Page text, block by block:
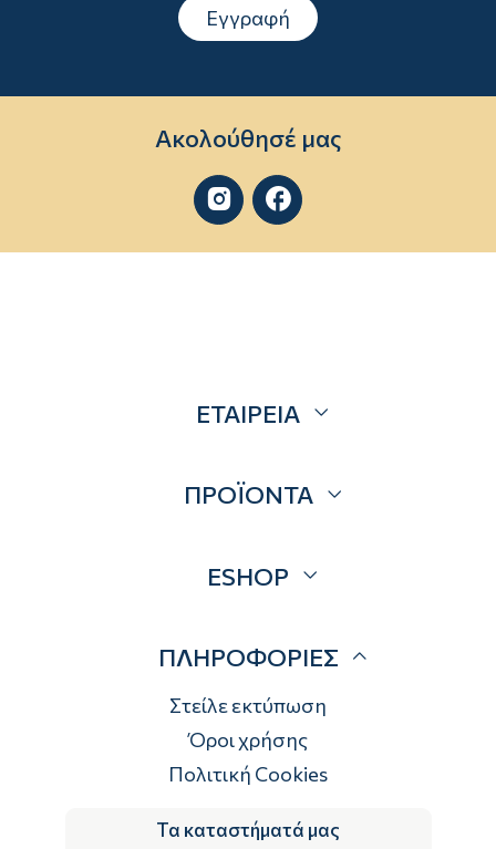
Εγγραφή
Ακολούθησέ μας
 
ΕΤΑΙΡΕΙΑ
Επικοινωνία
ΠΡΟΪΟΝΤΑ
Brands
ESHOP
Τρόποι αποστολής
Τρόποι πληρωμής
Επιστροφές
ΠΛΗΡΟΦΟΡΙΕΣ
Στείλε εκτύπωση
Όροι χρήσης
Πολιτική Cookies
Τα καταστήματά μας